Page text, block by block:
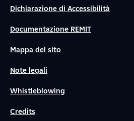
Dichiarazione di Accessibilità
Documentazione REMIT
Mappa del sito
Note legali
Whistleblowing
Credits